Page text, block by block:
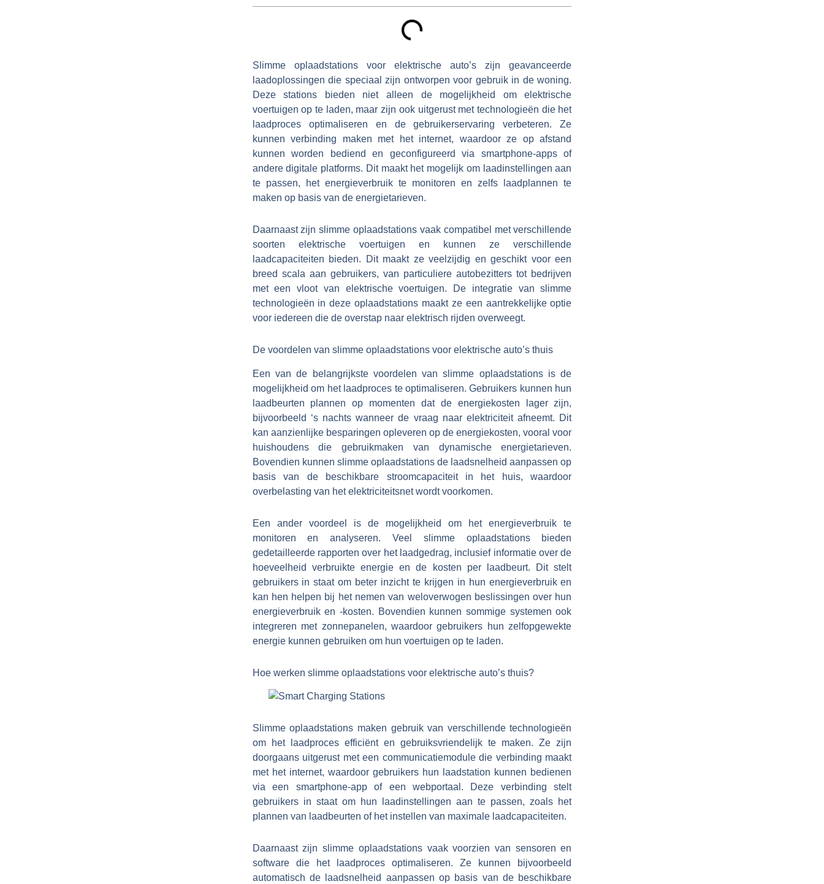
Slimme oplaadstations voor elektrische auto’s zijn geavanceerde
laadoplossingen die speciaal zijn ontworpen voor gebruik in de woning.
Deze stations bieden niet alleen de mogelijkheid om elektrische
voertuigen op te laden, maar zijn ook uitgerust met technologieën die het
laadproces optimaliseren en de gebruikerservaring verbeteren. Ze
kunnen verbinding maken met het internet, waardoor ze op afstand
kunnen worden bediend en geconfigureerd via smartphone-apps of
andere digitale platforms. Dit maakt het mogelijk om laadinstellingen aan
te passen, het energieverbruik te monitoren en zelfs laadplannen te
maken op basis van de energietarieven.
Daarnaast zijn slimme oplaadstations vaak compatibel met verschillende
soorten elektrische voertuigen en kunnen ze verschillende
laadcapaciteiten bieden. Dit maakt ze veelzijdig en geschikt voor een
breed scala aan gebruikers, van particuliere autobezitters tot bedrijven
met een vloot van elektrische voertuigen. De integratie van slimme
technologieën in deze oplaadstations maakt ze een aantrekkelijke optie
voor iedereen die de overstap naar elektrisch rijden overweegt.
De voordelen van slimme oplaadstations voor elektrische auto’s thuis
Een van de belangrijkste voordelen van slimme oplaadstations is de
mogelijkheid om het laadproces te optimaliseren. Gebruikers kunnen hun
laadbeurten plannen op momenten dat de energiekosten lager zijn,
bijvoorbeeld ‘s nachts wanneer de vraag naar elektriciteit afneemt. Dit
kan aanzienlijke besparingen opleveren op de energiekosten, vooral voor
huishoudens die gebruikmaken van dynamische energietarieven.
Bovendien kunnen slimme oplaadstations de laadsnelheid aanpassen op
basis van de beschikbare stroomcapaciteit in het huis, waardoor
overbelasting van het elektriciteitsnet wordt voorkomen.
Een ander voordeel is de mogelijkheid om het energieverbruik te
monitoren en analyseren. Veel slimme oplaadstations bieden
gedetailleerde rapporten over het laadgedrag, inclusief informatie over de
hoeveelheid verbruikte energie en de kosten per laadbeurt. Dit stelt
gebruikers in staat om beter inzicht te krijgen in hun energieverbruik en
kan hen helpen bij het nemen van weloverwogen beslissingen over hun
energieverbruik en -kosten. Bovendien kunnen sommige systemen ook
integreren met zonnepanelen, waardoor gebruikers hun zelfopgewekte
energie kunnen gebruiken om hun voertuigen op te laden.
Hoe werken slimme oplaadstations voor elektrische auto’s thuis?
Slimme oplaadstations maken gebruik van verschillende technologieën
om het laadproces efficiënt en gebruiksvriendelijk te maken. Ze zijn
doorgaans uitgerust met een communicatiemodule die verbinding maakt
met het internet, waardoor gebruikers hun laadstation kunnen bedienen
via een smartphone-app of een webportaal. Deze verbinding stelt
gebruikers in staat om hun laadinstellingen aan te passen, zoals het
plannen van laadbeurten of het instellen van maximale laadcapaciteiten.
Daarnaast zijn slimme oplaadstations vaak voorzien van sensoren en
software die het laadproces optimaliseren. Ze kunnen bijvoorbeeld
automatisch de laadsnelheid aanpassen op basis van de beschikbare